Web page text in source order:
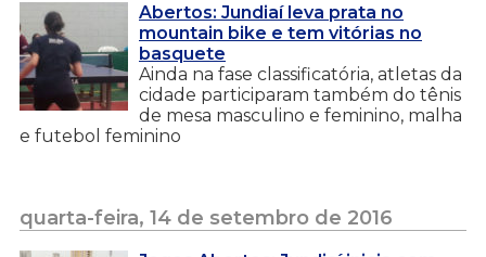
Abertos: Jundiaí leva prata no
mountain bike e tem vitórias no
basquete
Ainda na fase classificatória, atletas da
cidade participaram também do tênis
de mesa masculino e feminino, malha
e futebol feminino
quarta-feira, 14 de setembro de 2016